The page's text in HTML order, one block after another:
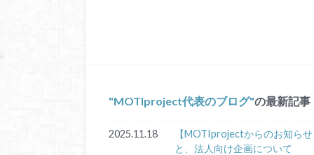
MOTIproject代表のブログ の最新記事
2025.11.18
【MOTIprojectからのお知ら
と、法人向け企画について